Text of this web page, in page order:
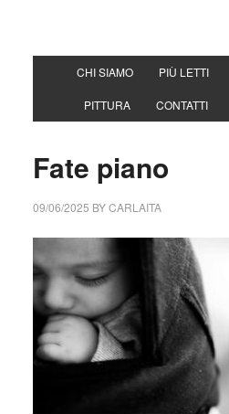
CHI SIAMO PIÙ LETTI
PITTURA CONTATTI
Fate piano
09/06/2025 BYCARLAITA